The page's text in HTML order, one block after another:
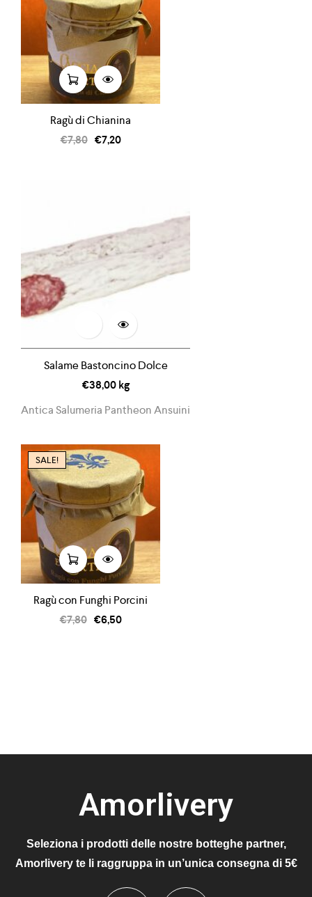
Ragù di Chianina
€7,80 €7,20
Salame Bastoncino Dolce
€38,00kg
Antica Salumeria Pantheon Ansuini
SALE!
Ragù con Funghi Porcini
€7,80 €6,50
Amorlivery
Seleziona i prodotti delle nostre botteghe partner,
Amorlivery te li raggruppa in un’unica consegna di 5€